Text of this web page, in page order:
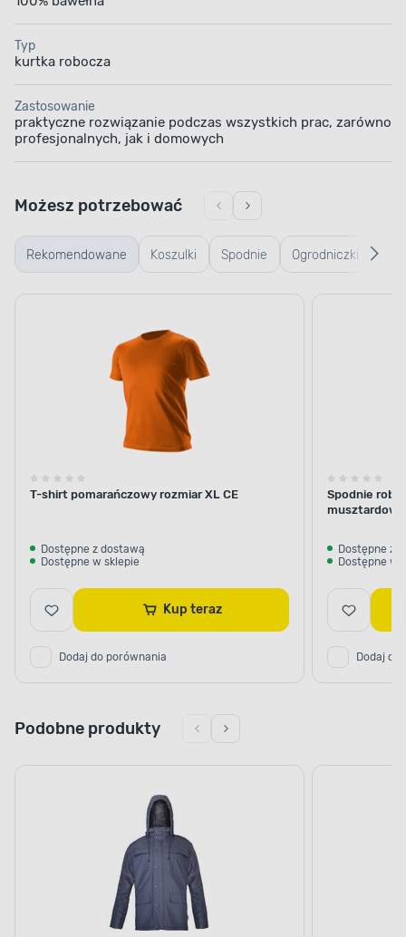
Typ
kurtka robocza
Zastosowanie
praktyczne rozwiązanie podczas wszystkich prac, zarówno
profesjonalnych, jak i domowych
Rekomendowane Koszulki
robocze
Spodnie
robocze
Ogrodniczki
Możesz potrzebować
T-shirt pomarańczowy rozmiar XL CE
Dostępne z dostawą
Dostępne w sklepie
Kup teraz
Dodaj do porównania
Spodnie
Dostępne z
Dostępne w
Dodaj do
Podobne produkty